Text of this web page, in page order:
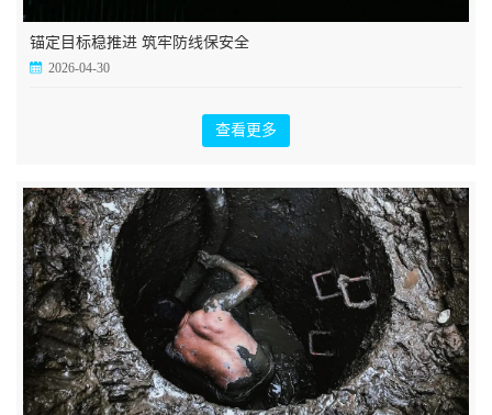
锚定目标稳推进 筑牢防线保安全
2026-04-30
查看更多